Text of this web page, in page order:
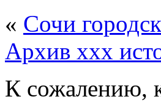
« Сочи
Архив ххх
К сожалению,